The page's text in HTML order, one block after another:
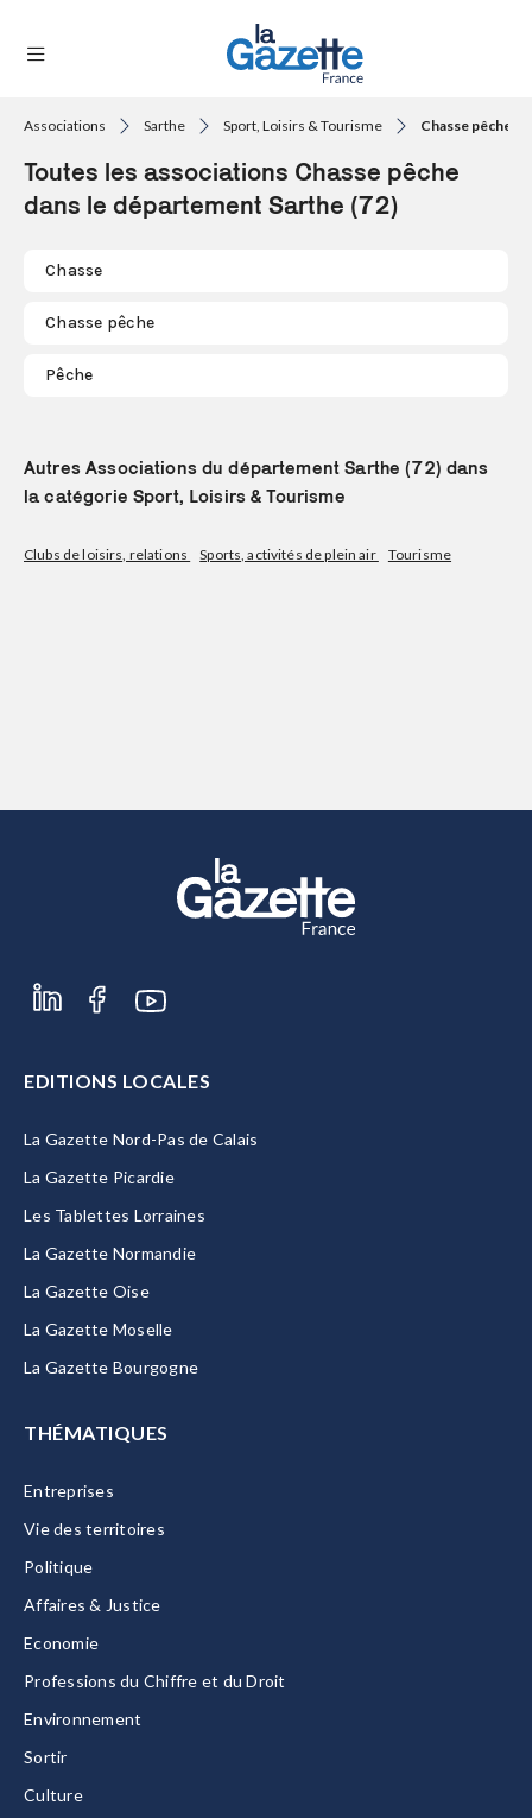
RÉGIONS
LA
Se
Associations Sarthe Sport, Loisirs & Tourisme Chasse pêche
Toutes les associations Chasse pêche
dans le département Sarthe (72)
Chasse
Chasse pêche
Pêche
Autres Associations du département Sarthe (72) dans
la catégorie Sport, Loisirs & Tourisme
Clubs de loisirs, relations Sports, activités de plein air Tourisme
EDITIONS LOCALES
La Gazette Nord-Pas de Calais
La Gazette Picardie
Les Tablettes Lorraines
La Gazette Normandie
La Gazette Oise
La Gazette Moselle
La Gazette Bourgogne
THÉMATIQUES
Entreprises
Vie des territoires
Politique
Affaires & Justice
Economie
Professions du Chiffre et du Droit
Environnement
Sortir
Culture